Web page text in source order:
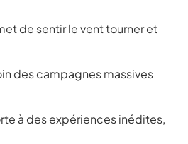
de sentir le vent tourner et
des campagnes massives
à des expériences inédites,